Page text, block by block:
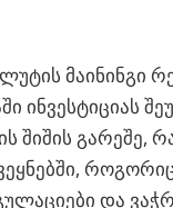
ინვესტიციას
გარეშე,
და